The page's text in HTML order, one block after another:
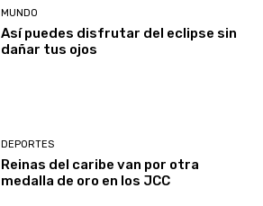
MUNDO
Así puedes disfrutar del eclipse sin
dañar tus ojos
DEPORTES
Reinas del caribe van por otra
medalla de oro en los JCC